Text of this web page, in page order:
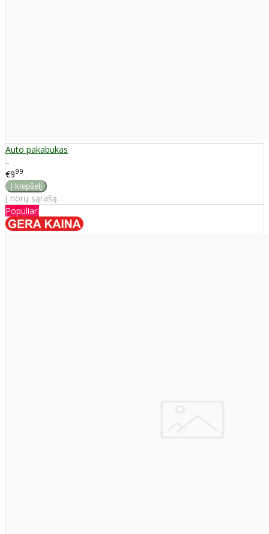
Auto pakabukas
..
€999
Į norų sąrašą
Populiari